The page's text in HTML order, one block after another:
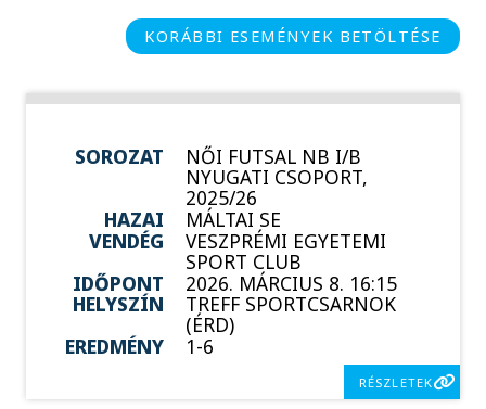
KORÁBBI ESEMÉNYEK BETÖLTÉSE
SOROZAT NŐI FUTSAL NB I/B
NYUGATI CSOPORT,
2025/26
HAZAI
MÁLTAI SE
VENDÉG
VESZPRÉMI EGYETEMI
SPORT CLUB
IDŐPONT
2026. MÁRCIUS 8. 16:15
HELYSZÍN
TREFF SPORTCSARNOK
(ÉRD)
EREDMÉNY
1-6
RÉSZLETEK